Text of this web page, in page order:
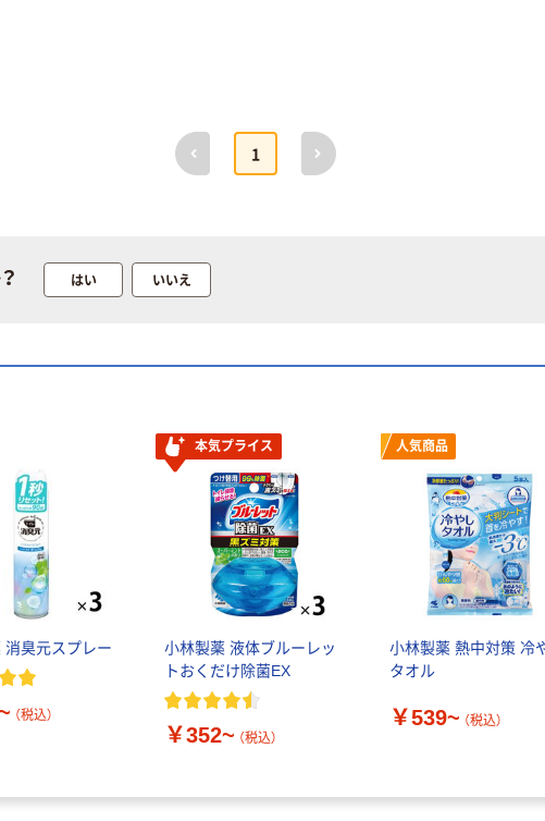
前へ
1
次へ
はい いいえ
消臭元スプレー
（税込）
本気プライス
小林製薬 液体ブルーレッ
トおくだけ除菌EX
￥352~ （税込）
人気商品
小林製薬 熱中対策 冷
タオル
￥539~ （税込）